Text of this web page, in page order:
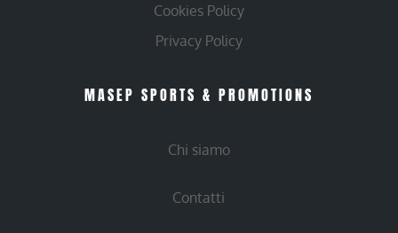
Cookies Policy
Privacy Policy
MASEP SPORTS & PROMOTIONS
Chi siamo
Contatti